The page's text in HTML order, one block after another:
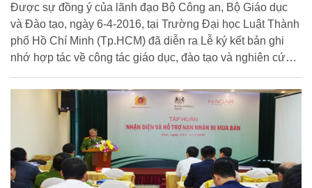
Được sự đồng ý của lãnh đạo Bộ Công an, Bộ Giáo dục
và Đào tạo, ngày 6-4-2016, tại Trường Đại học Luật Thành
phố Hồ Chí Minh (Tp.HCM) đã diễn ra Lễ ký kết bản ghi
nhớ hợp tác về công tác giáo dục, đào tạo và nghiên cứu